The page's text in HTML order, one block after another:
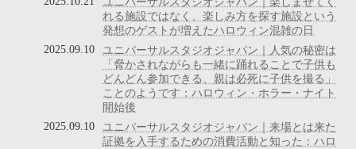
れる施設ではなく、楽しみ方を探す施設という
発想のゲストが増えたハロウィン混雑の日
ユニバーサルスタジオジャパン｜人気の秘密は
「脅かされながらも一緒に踊れることで子供も
どんどん参加できる、親は必死に子供を撮る」
ことのようです：ハロウィン・ホラー・ナイト
開始後
2025.09.10
ユニバーサルスタジオジャパン｜来場とは来た
証拠を入手するための消費活動と知った：ハロ
2025.09.10